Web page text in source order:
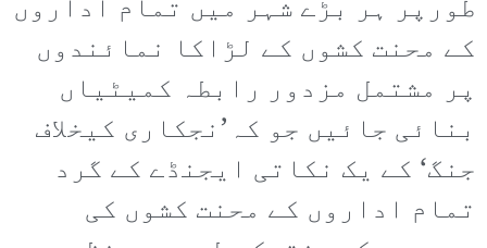
طورپر ہر بڑے شہر میں تمام اداروں
کے محنت کشوں کے لڑاکا نمائندوں
پر مشتمل مزدور رابطہ کمیٹیاں
بنائی جائیں جو کہ’نجکاری کیخلاف
جنگ‘ کے یک نکاتی ایجنڈے کے گرد
تمام اداروں کے محنت کشوں کی